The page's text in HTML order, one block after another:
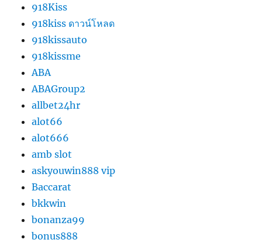
918Kiss
918kiss ดาวน์โหลด
918kissauto
918kissme
ABA
ABAGroup2
allbet24hr
alot66
alot666
amb slot
askyouwin888 vip
Baccarat
bkkwin
bonanza99
bonus888